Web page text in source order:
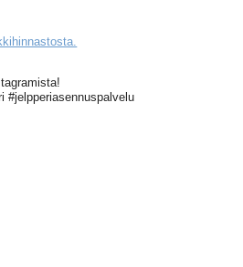
#jelpperiasennuspalvelu